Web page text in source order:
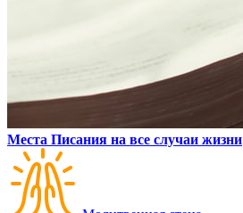
Места Писания на все случаи жизни